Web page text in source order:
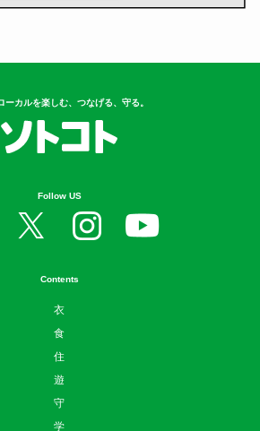
ーカルを楽しむ、つなげる、守る。
Follow US
Contents
衣
食
住
遊
守
学